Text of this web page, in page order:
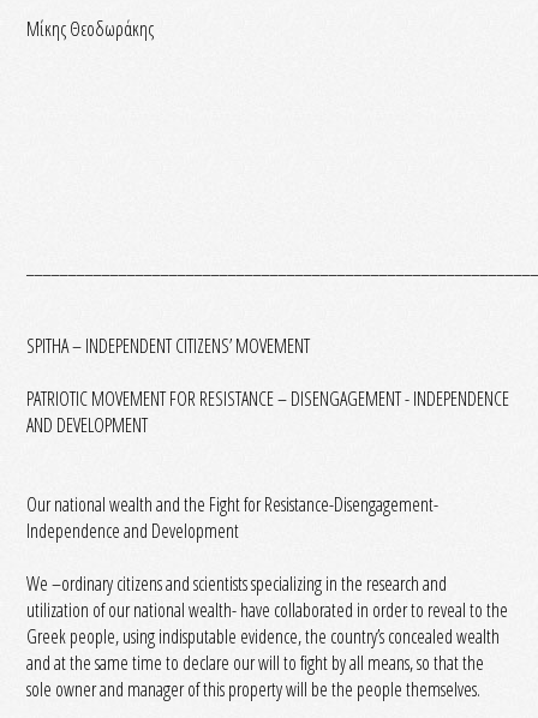
Μίκης Θεοδωράκης
SPITHA – INDEPENDENT CITIZENS’ MOVEMENT
PATRIOTIC MOVEMENT FOR RESISTANCE – DISENGAGEMENT - INDEPENDENCE
AND DEVELOPMENT
Our national wealth and the Fight for Resistance-Disengagement-
Independence and Development
We –ordinary citizens and scientists specializing in the research and
utilization of our national wealth- have collaborated in order to reveal to the
Greek people, using indisputable evidence, the country’s concealed wealth
and at the same time to declare our will to fight by all means, so that the
sole owner and manager of this property will be the people themselves.